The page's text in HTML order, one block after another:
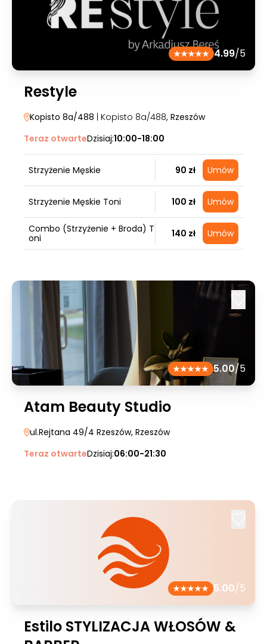
4.99/5
Restyle
Kopisto 8a/488 | Kopisto 8a/488, Rzeszów
Teraz otwarteDzisiaj:10:00-18:00
Strzyżenie Męskie 90 zł Umów
Strzyżenie Męskie Toni 100 zł Umów
Combo (Strzyżenie + Broda) T
oni
140 zł Umów
5.00/5
Atam Beauty Studio
ul.Rejtana 49/4 Rzeszów, Rzeszów
Teraz otwarteDzisiaj:06:00-21:30
5.00/5
Estilo STYLIZACJA WŁOSÓW &